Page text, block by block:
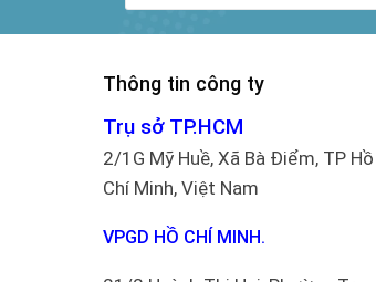
Thông tin công ty
Trụ sở TP.HCM
2/1G Mỹ Huề, Xã Bà Điểm, TP Hồ
Chí Minh, Việt Nam
VPGD HỒ CHÍ MINH.